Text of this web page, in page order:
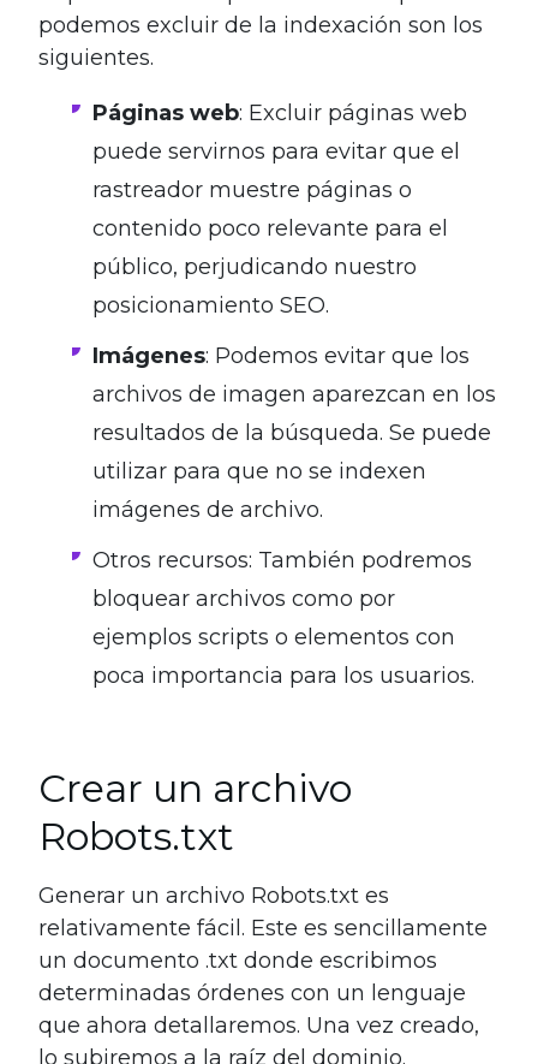
podemos excluir de la indexación son los
siguientes.
Páginas web: Excluir páginas web
puede servirnos para evitar que el
rastreador muestre páginas o
contenido poco relevante para el
público, perjudicando nuestro
posicionamiento SEO.
Imágenes: Podemos evitar que los
archivos de imagen aparezcan en los
resultados de la búsqueda. Se puede
utilizar para que no se indexen
imágenes de archivo.
Otros recursos: También podremos
bloquear archivos como por
ejemplos scripts o elementos con
poca importancia para los usuarios.
Crear un archivo
Robots.txt
Generar un archivo Robots.txt es
relativamente fácil. Este es sencillamente
un documento .txt donde escribimos
determinadas órdenes con un lenguaje
que ahora detallaremos. Una vez creado,
lo subiremos a la raíz del dominio.